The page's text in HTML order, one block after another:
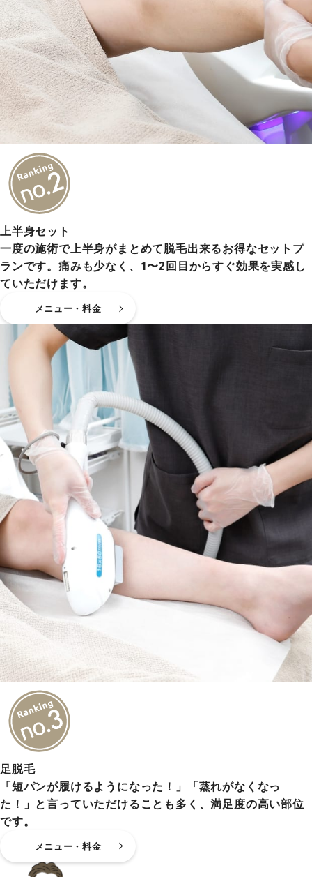
上半身セット
一度の施術で上半身がまとめて脱毛出来るお得なセットプ
ランです。痛みも少なく、1〜2回目からすぐ効果を実感し
ていただけます。
メニュー・料金
足脱毛
「短パンが履けるようになった！」「蒸れがなくなっ
た！」と言っていただけることも多く、満足度の高い部位
です。
メニュー・料金